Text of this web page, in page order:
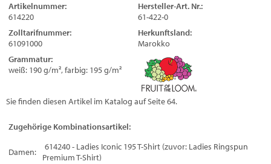
Artikelnummer:
614220
Hersteller-Art. Nr.:
61-422-0
Zolltarifnummer:
61091000
Herkunftsland:
Marokko
Grammatur:
weiß: 190 g/m², farbig: 195 g/m²
Sie finden diesen Artikel im Katalog auf Seite 64.
Zugehörige Kombinationsartikel:
Damen:
614240 - Ladies Iconic 195 T-Shirt (zuvor: Ladies Ringspun
Premium T-Shirt)